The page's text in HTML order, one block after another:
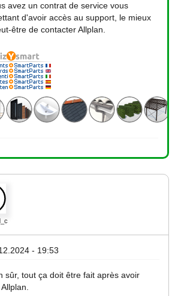
avez un contrat de service vous
d'avoir accès au support, le mieux
être de contacter Allplan.
- 19:53
sûr, tout ça doit être fait après avoir